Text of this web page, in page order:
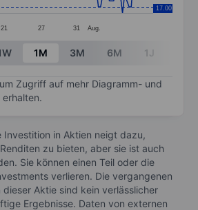
21 27 31 Aug.
17.00
chart.1M 3M 6M 1J
um Zugriff auf mehr Diagramm- und
erhalten.
Investition in Aktien neigt dazu,
zu bieten, aber sie ist auch
Sie können einen Teil oder die
verlieren. Die vergangenen
Aktie sind kein verlässlicher
Ergebnisse. Daten von externen